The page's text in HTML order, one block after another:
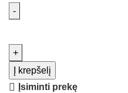
Į krepšelį
Įsiminti prekę